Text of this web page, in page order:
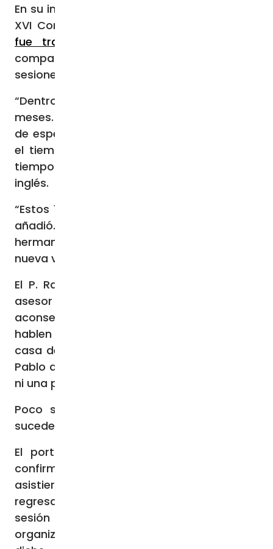
En su intervención durante la apertura de la
XVI Congregación General del Sínodo,
fue transmitida en vivo
comparó los meses de espera entre las dos
sesiones sinodales con “un embarazo”.
“Dentro de unos días iremos a casa por 11
meses. Este será aparentemente un tiempo
de espera vacía. Pero será probablemente
el tiempo más fértil de todo el Sínodo, el
tiempo de germinación”, señaló el dominico
inglés.
“Estos 11 meses serán como un embarazo”,
añadió. “Nosotros, mis hermanos y
hermanas, estamos embarazados de una
nueva vida”.
El P. Radcliffe, quien se desempeña como
asesor espiritual del Sínodo, también
aconsejó a los delegados sinodales que no
hablen negativamente cuando regresen a
casa desde Roma, citando la carta de San
Pablo a los Efesios: “No salga de sus bocas
ni una palabra corrompida” (
Poco se ha hecho público sobre lo que
sucederá entre las dos sesiones sinodales.
El portavoz del Sínodo, Paolo Ruffini, ha
confirmado que los delegados que
asistieron a la sesión de este mes
regresarán a Roma el próximo año para la
sesión sinodal de octubre de 2024. Los
organizadores del Sínodo también han